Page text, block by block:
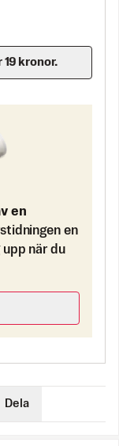
19 kronor.
en
en
upp när du
Dela